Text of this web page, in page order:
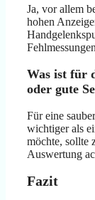
Ja, vor allem
hohen
Was ist für
oder gute
Für eine
wichtiger als
möchte, sollte
Auswertung
Fazit